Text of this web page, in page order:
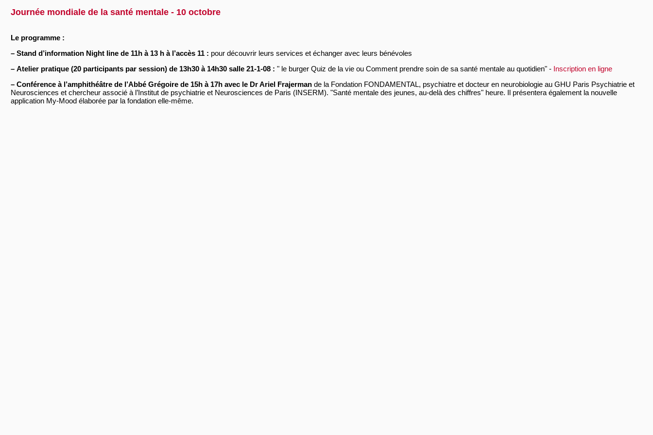
Journée mondiale de la santé mentale - 10 octobre
Le programme :
– Stand d’information Night line de 11h à 13 h à l’accès 11 : pour découvrir leurs services et échanger avec leurs bénévoles
– Atelier pratique (20 participants par session) de 13h30 à 14h30 salle 21-1-08 : " le burger Quiz de la vie ou Comment prendre soin de sa santé mentale au quotidien" - Inscription en ligne
– Conférence à l’amphithéâtre de l’Abbé Grégoire de 15h à 17h avec le Dr Ariel Frajerman de la Fondation FONDAMENTAL, psychiatre et docteur en neurobiologie au GHU Paris Psychiatrie et
Neurosciences et chercheur associé à l’Institut de psychiatrie et Neurosciences de Paris (INSERM). "Santé mentale des jeunes, au-delà des chiffres" heure. Il présentera également la nouvelle
application My-Mood élaborée par la fondation elle-même.